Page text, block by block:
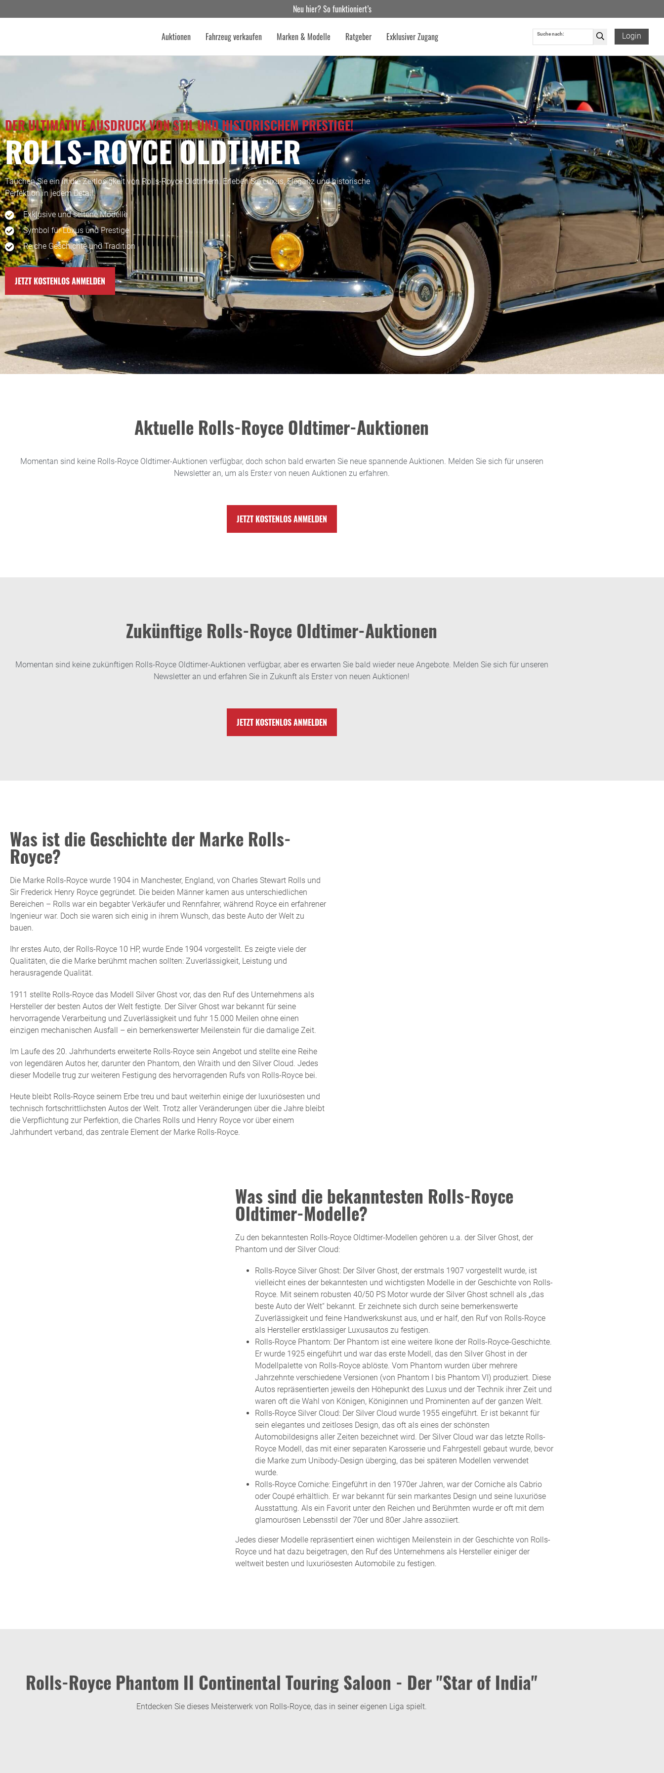
DER ULTIMATIVE AUSDRUCK VON STIL UND HISTORISCHEM PRESTIGE!
ROLLS-ROYCE OLDTIMER
Tauchen Sie ein in die Zeitlosigkeit von Rolls-Royce Oldtimern. Erleben Sie Luxus, Eleganz und historische
Perfektion in jedem Detail.
Exklusive und seltene Modelle
Symbol für Luxus und Prestige
Reiche Geschichte und Tradition
JETZT KOSTENLOS ANMELDEN
Aktuelle Rolls-Royce Oldtimer-Auktionen
Momentan sind keine Rolls-Royce Oldtimer-Auktionen verfügbar, doch schon bald erwarten Sie neue spannende Auktionen. Melden Sie sich für unseren
Newsletter an, um als Erste:r von neuen Auktionen zu erfahren.
JETZT KOSTENLOS ANMELDEN
Zukünftige Rolls-Royce Oldtimer-Auktionen
Momentan sind keine zukünftigen Rolls-Royce Oldtimer-Auktionen verfügbar, aber es erwarten Sie bald wieder neue Angebote. Melden Sie sich für unseren
Newsletter an und erfahren Sie in Zukunft als Erste:r von neuen Auktionen!
JETZT KOSTENLOS ANMELDEN
Was ist die Geschichte der Marke Rolls-
Royce?
Die Marke Rolls-Royce wurde 1904 in Manchester, England, von Charles Stewart Rolls und
Sir Frederick Henry Royce gegründet. Die beiden Männer kamen aus unterschiedlichen
Bereichen – Rolls war ein begabter Verkäufer und Rennfahrer, während Royce ein erfahrener
Ingenieur war. Doch sie waren sich einig in ihrem Wunsch, das beste Auto der Welt zu
bauen.
Ihr erstes Auto, der Rolls-Royce 10 HP, wurde Ende 1904 vorgestellt. Es zeigte viele der
Qualitäten, die die Marke berühmt machen sollten: Zuverlässigkeit, Leistung und
herausragende Qualität.
1911 stellte Rolls-Royce das Modell Silver Ghost vor, das den Ruf des Unternehmens als
Hersteller der besten Autos der Welt festigte. Der Silver Ghost war bekannt für seine
hervorragende Verarbeitung und Zuverlässigkeit und fuhr 15.000 Meilen ohne einen
einzigen mechanischen Ausfall – ein bemerkenswerter Meilenstein für die damalige Zeit.
Im Laufe des 20. Jahrhunderts erweiterte Rolls-Royce sein Angebot und stellte eine Reihe
von legendären Autos her, darunter den Phantom, den Wraith und den Silver Cloud. Jedes
dieser Modelle trug zur weiteren Festigung des hervorragenden Rufs von Rolls-Royce bei.
Heute bleibt Rolls-Royce seinem Erbe treu und baut weiterhin einige der luxuriösesten und
technisch fortschrittlichsten Autos der Welt. Trotz aller Veränderungen über die Jahre bleibt
die Verpflichtung zur Perfektion, die Charles Rolls und Henry Royce vor über einem
Jahrhundert verband, das zentrale Element der Marke Rolls-Royce.
Was sind die bekanntesten Rolls-Royce
Oldtimer-Modelle?
Zu den bekanntesten Rolls-Royce Oldtimer-Modellen gehören u.a. der Silver Ghost, der
Phantom und der Silver Cloud:
Rolls-Royce Silver Ghost: Der Silver Ghost, der erstmals 1907 vorgestellt wurde, ist
vielleicht eines der bekanntesten und wichtigsten Modelle in der Geschichte von Rolls-
Royce. Mit seinem robusten 40/50 PS Motor wurde der Silver Ghost schnell als „das
beste Auto der Welt“ bekannt. Er zeichnete sich durch seine bemerkenswerte
Zuverlässigkeit und feine Handwerkskunst aus, und er half, den Ruf von Rolls-Royce
als Hersteller erstklassiger Luxusautos zu festigen.
Rolls-Royce Phantom: Der Phantom ist eine weitere Ikone der Rolls-Royce-Geschichte.
Er wurde 1925 eingeführt und war das erste Modell, das den Silver Ghost in der
Modellpalette von Rolls-Royce ablöste. Vom Phantom wurden über mehrere
Jahrzehnte verschiedene Versionen (von Phantom I bis Phantom VI) produziert. Diese
Autos repräsentierten jeweils den Höhepunkt des Luxus und der Technik ihrer Zeit und
waren oft die Wahl von Königen, Königinnen und Prominenten auf der ganzen Welt.
Rolls-Royce Silver Cloud: Der Silver Cloud wurde 1955 eingeführt. Er ist bekannt für
sein elegantes und zeitloses Design, das oft als eines der schönsten
Automobildesigns aller Zeiten bezeichnet wird. Der Silver Cloud war das letzte Rolls-
Royce Modell, das mit einer separaten Karosserie und Fahrgestell gebaut wurde, bevor
die Marke zum Unibody-Design überging, das bei späteren Modellen verwendet
wurde.
Rolls-Royce Corniche: Eingeführt in den 1970er Jahren, war der Corniche als Cabrio
oder Coupé erhältlich. Er war bekannt für sein markantes Design und seine luxuriöse
Ausstattung. Als ein Favorit unter den Reichen und Berühmten wurde er oft mit dem
glamourösen Lebensstil der 70er und 80er Jahre assoziiert.
Jedes dieser Modelle repräsentiert einen wichtigen Meilenstein in der Geschichte von Rolls-
Royce und hat dazu beigetragen, den Ruf des Unternehmens als Hersteller einiger der
weltweit besten und luxuriösesten Automobile zu festigen.
Rolls-Royce Phantom II Continental Touring Saloon - Der "Star of India"
Entdecken Sie dieses Meisterwerk von Rolls-Royce, das in seiner eigenen Liga spielt.
Neu hier? So funktioniert’s
Auktionen Fahrzeug verkaufen Marken & Modelle Ratgeber Exklusiver Zugang Suche nach: Login